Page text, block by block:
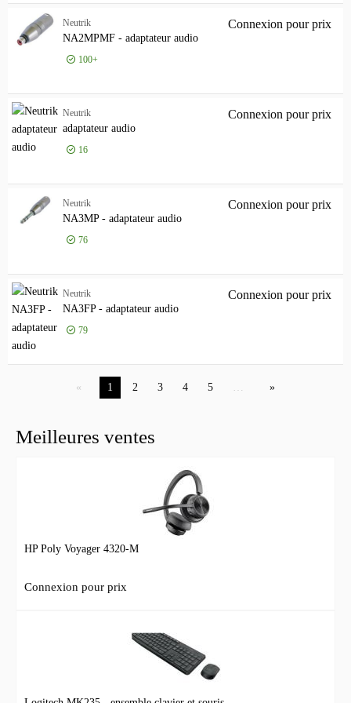
Genre du connecteur droit
Genre du connecteur droit
Gamme de produits
Gamme de produits
Neutrik
NA2MPMF - adaptateur audio
100+
Connexion pour prix
Neutrik
adaptateur audio
16
Connexion pour prix
Neutrik
NA3MP - adaptateur audio
76
Connexion pour prix
Neutrik
NA3FP - adaptateur audio
79
Connexion pour prix
1 2 3 4 5 …
Meilleures ventes
HP Poly Voyager 4320-M
Connexion pour prix